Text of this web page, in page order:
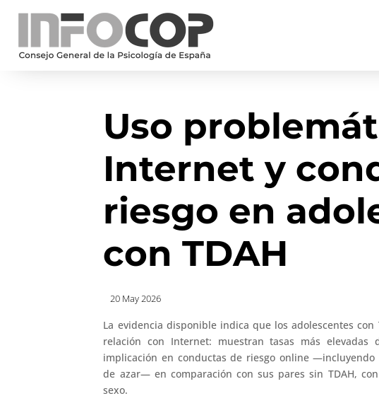
Uso
Internet y
riesgo en
con TDAH
20 May 2026
La evidencia disponible indica que los adolescentes
relación con Internet: muestran tasas más
implicación en conductas de riesgo online
de azar— en comparación con sus pares sin TDAH,
sexo.